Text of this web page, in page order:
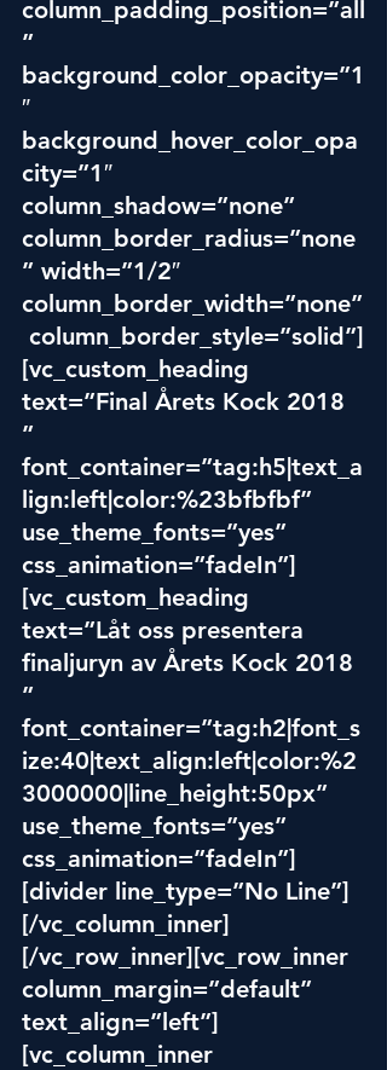
column_padding_position=”all
”
background_color_opacity=”1
″
background_hover_color_opa
city=”1″
column_shadow=”none”
column_border_radius=”none
” width=”1/2″
column_border_width=”none”
column_border_style=”solid”]
[vc_custom_heading
text=”Final Årets Kock 2018
”
font_container=”tag:h5|text_a
lign:left|color:%23bfbfbf”
use_theme_fonts=”yes”
css_animation=”fadeIn”]
[vc_custom_heading
text=”Låt oss presentera
finaljuryn av Årets Kock 2018
”
font_container=”tag:h2|font_s
ize:40|text_align:left|color:%2
3000000|line_height:50px”
use_theme_fonts=”yes”
css_animation=”fadeIn”]
[divider line_type=”No Line”]
[/vc_column_inner]
[/vc_row_inner][vc_row_inner
column_margin=”default”
text_align=”left”]
[vc_column_inner